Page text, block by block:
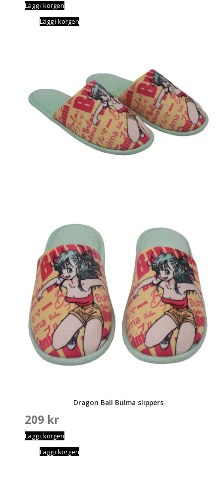
Lägg i korgen
Lägg i korgen
Dragon Ball Bulma slippers
209 kr
Lägg i korgen
Lägg i korgen